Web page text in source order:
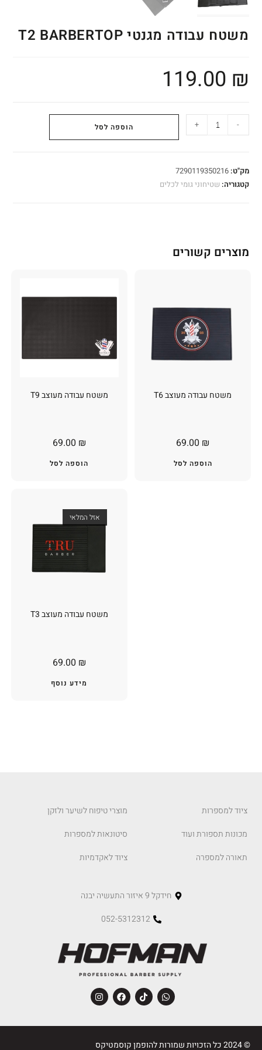
משטח עבודה מגנטי T2 BARBERTOP
119.00 ₪
-
+ הוספה לסל
מק"ט:7290119350216
קטגוריה: שטיחוני גומי לכלים
מוצרים קשורים
משטח עבודה מעוצב T9
69.00 ₪
הוספה לסל
משטח עבודה מעוצב T6
69.00 ₪
הוספה לסל
אזל המלאי
משטח עבודה מעוצב T3
69.00 ₪
מידע נוסף
ציוד למספרות
מכונות תספורת ועוד
תאורה למספרה
מוצרי טיפוח לשיער ולזקן
סיטונאות למספרות
ציוד לאקדמיות
חידקל 9 איזור התעשיה יבנה
052-5312312
© 2024 כל הזכויות שמורות להופמן קוסמטיקס